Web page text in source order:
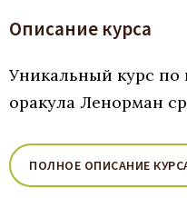
Описание курса
Уникальный курс по
оракула Ленорман
ПОЛНОЕ ОПИСАНИЕ